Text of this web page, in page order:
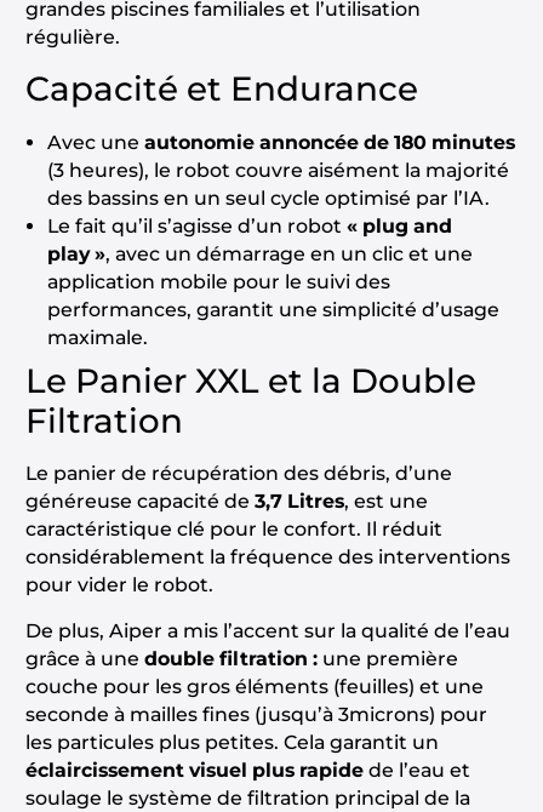
grandes piscines familiales et l’utilisation
régulière.
Capacité et Endurance
Avec une autonomie annoncée de 180 minutes
(3 heures), le robot couvre aisément la majorité
des bassins en un seul cycle optimisé par l’IA.
Le fait qu’il s’agisse d’un robot « plug and
play », avec un démarrage en un clic et une
application mobile pour le suivi des
performances, garantit une simplicité d’usage
maximale.
Le Panier XXL et la Double
Filtration
Le panier de récupération des débris, d’une
généreuse capacité de 3,7 Litres, est une
caractéristique clé pour le confort. Il réduit
considérablement la fréquence des interventions
pour vider le robot.
De plus, Aiper a mis l’accent sur la qualité de l’eau
grâce à une double filtration :une première
couche pour les gros éléments (feuilles) et une
seconde à mailles fines (jusqu’à 3microns) pour
les particules plus petites. Cela garantit un
éclaircissement visuel plus rapidede l’eau et
soulage le système de filtration principal de la